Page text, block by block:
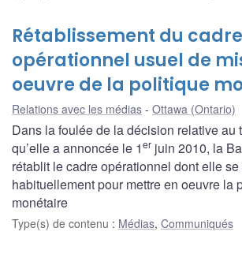
Rétablissement du cadre
opérationnel usuel de
oeuvre de la politique
Relations avec les médias Ottawa (Ontario)
Dans la foulée de la décision relative au
qu’elle a annoncée le 1er juin 2010, la
rétablit le cadre opérationnel dont elle se
habituellement pour mettre en oeuvre la
monétaire
Type(s) de contenu : Médias, Communiqués